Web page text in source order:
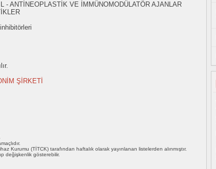
- ANTİNEOPLASTİK VE İMMÜNOMODÜLATÖR AJANLAR
ŞİRKETİ
Kurumu (TİTCK) tarafından haftalık olarak yayınlanan listelerden alınmıştır.
değişkenlik gösterebilir.